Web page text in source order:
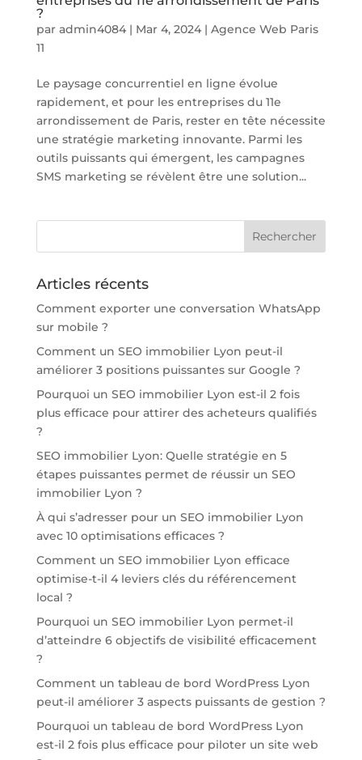
?
par admin4084| Mar 4, 2024| Agence Web Paris
11
Le paysage concurrentiel en ligne évolue
rapidement, et pour les entreprises du 11e
arrondissement de Paris, rester en tête nécessite
une stratégie marketing innovante. Parmi les
outils puissants qui émergent, les campagnes
SMS marketing se révèlent être une solution...
Articles récents
Comment exporter une conversation WhatsApp
sur mobile ?
Comment un SEO immobilier Lyon peut-il
améliorer 3 positions puissantes sur Google ?
Pourquoi un SEO immobilier Lyon est-il 2 fois
plus efficace pour attirer des acheteurs qualifiés
?
SEO immobilier Lyon: Quelle stratégie en 5
étapes puissantes permet de réussir un SEO
immobilier Lyon ?
À qui s’adresser pour un SEO immobilier Lyon
avec 10 optimisations efficaces ?
Comment un SEO immobilier Lyon efficace
optimise-t-il 4 leviers clés du référencement
local ?
Pourquoi un SEO immobilier Lyon permet-il
d’atteindre 6 objectifs de visibilité efficacement
?
Comment un tableau de bord WordPress Lyon
peut-il améliorer 3 aspects puissants de gestion ?
Pourquoi un tableau de bord WordPress Lyon
est-il 2 fois plus efficace pour piloter un site web